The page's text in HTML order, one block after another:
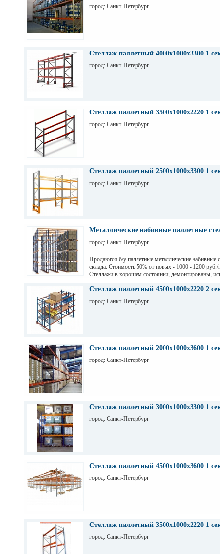
город: Санкт-Петербург
Стеллаж паллетный 4000х1000х3300 1
город: Санкт-Петербург
Стеллаж паллетный 3500х1000х2220 1
город: Санкт-Петербург
Стеллаж паллетный 2500х1000х3300 1
город: Санкт-Петербург
Металлические набивные паллетные
город: Санкт-Петербург
Продаются б/у паллетные металлические набивные
склада. Стоимость 50% от новых - 1000 - 1200 руб./
Стеллажи в хорошем состоянии, демонтированы,
СПб. Высота 7,5 м (4 паллеты), глубина 12,6 м (12
Стеллаж паллетный 4500х1000х2220 2
город: Санкт-Петербург
Стеллаж паллетный 2000х1000х3600 1
город: Санкт-Петербург
Стеллаж паллетный 3000х1000х3300 1
город: Санкт-Петербург
Стеллаж паллетный 4500х1000х3600 1
город: Санкт-Петербург
Стеллаж паллетный 3500х1000х2220 1
город: Санкт-Петербург